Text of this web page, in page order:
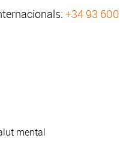
+34 93 600
mental